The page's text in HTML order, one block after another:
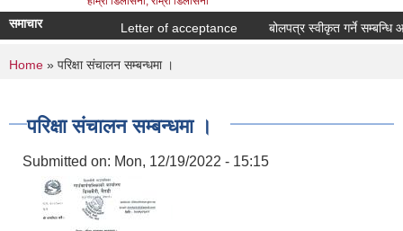
समाचार Letter of acceptance बोलपत्र स्वीकृत गर्ने सम्बन्धि
You are here
Home » परिक्षा संचालन सम्बन्धमा ।
परिक्षा संचालन सम्बन्धमा ।
Submitted on: Mon, 12/19/2022 - 15:15